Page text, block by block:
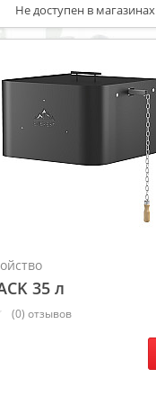
Не доступен в магазинах
35 л
(0) отзывов